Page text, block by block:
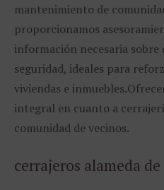
mantenimiento de
proporcionamos
información necesaria
seguridad, ideales para
viviendas e
integral en cuanto a
comunidad de vecinos.
cerrajeros alameda